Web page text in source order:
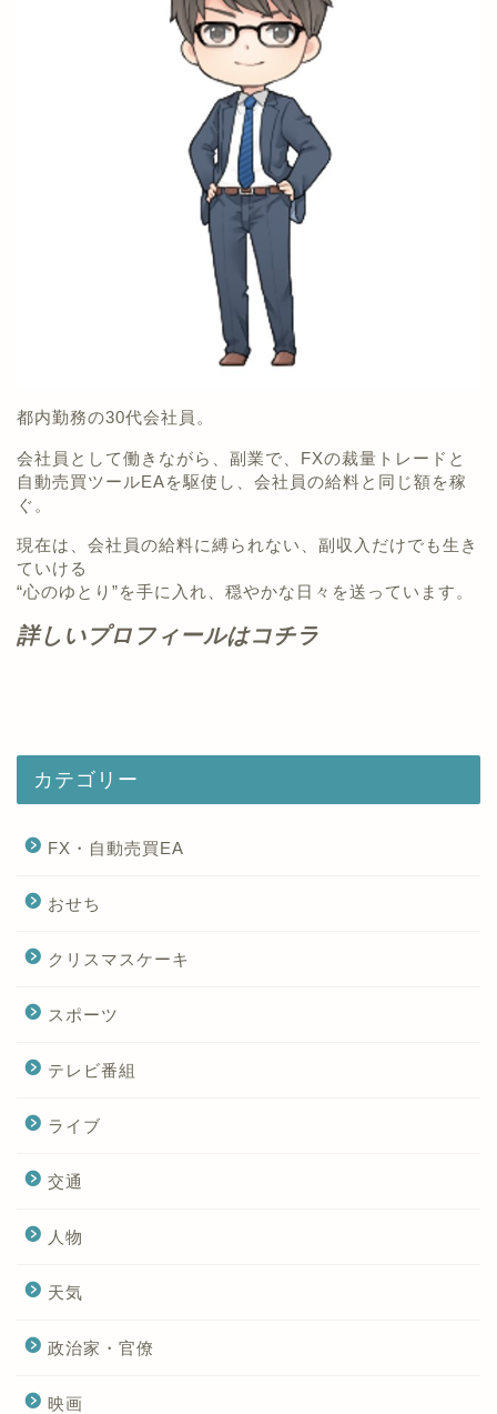
都内勤務の30代会社員。
会社員として働きながら、副業で、FXの裁量トレードと
自動売買ツールEAを駆使し、会社員の給料と同じ額を稼
ぐ。
現在は、会社員の給料に縛られない、副収入だけでも生き
ていける
“心のゆとり”を手に入れ、穏やかな日々を送っています。
詳しいプロフィールはコチラ
カテゴリー
FX・自動売買EA
おせち
クリスマスケーキ
スポーツ
テレビ番組
ライブ
交通
人物
天気
政治家・官僚
映画